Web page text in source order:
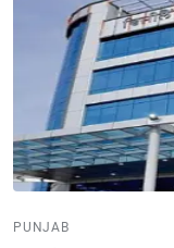
PUNJAB